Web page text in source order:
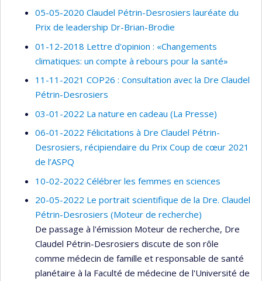
05-05-2020 Claudel Pétrin-Desrosiers lauréate du
Prix de leadership Dr-Brian-Brodie
01-12-2018 Lettre d'opinion : «Changements
climatiques: un compte à rebours pour la santé»
11-11-2021 COP26 : Consultation avec la Dre Claudel
Pétrin-Desrosiers
03-01-2022 La nature en cadeau (La Presse)
06-01-2022 Félicitations à Dre Claudel Pétrin-
Desrosiers, récipiendaire du Prix Coup de cœur 2021
de l’ASPQ
10-02-2022 Célébrer les femmes en sciences
20-05-2022 Le portrait scientifique de la Dre. Claudel
Pétrin-Desrosiers (Moteur de recherche)
De passage à l'émission Moteur de recherche, Dre
Claudel Pétrin-Desrosiers discute de son rôle
comme médecin de famille et responsable de santé
planétaire à la Faculté de médecine de l'Université de